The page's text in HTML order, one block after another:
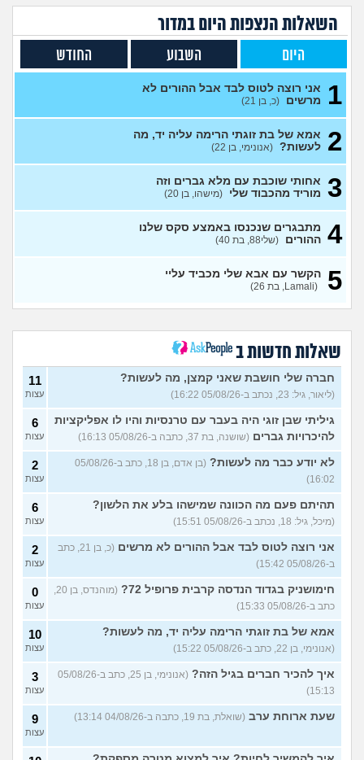
משמעות לחלומות?
(אב
עובד, בן 44)
כמות אורחים לחתונה
(אנונימי, בן 28)
האם גם אתם חוויתם התעללות
מההורים? (דיוויד, בן 22)
אני אבוד, מה אני צריך
לעשות? (addd, בן 21)
2
איפה אני? לא רואים אותי? 3
איך אני אמורה להתמודד עם
המצב?
(אנונימית, בת 21) עצות
אני רוצה לנתק איתו קשר ולא
נערה בת 18 שרוצה לצאת
ההורים
(אנונימי, בת 18)
סבתא אהובה, בודדה
ומשתוללת (רק נכד, בן 28)
4
האם אח שלי מקנא/שונא את
אשתי?
(אורי, בן 33)
8
עצות
הבת שלי מדוכדכת שאני ואביה
מבוגרים... איך מתמודדים? (.,
בת 45)
עצות
יש לי אפוטרופוס ואני לא מבין
למה
(זורו, בן 40)
5
עצות
לא יודע מה לעשות יותר עם
המשפחה שלי (יורם, בן 23) עצות
בן 10 לא רוצה שאנחנו ההורים
נהיה נוכחים במסיבת סיום של
הכיתה
(גורי, בן 42)
9
עצות
מה הסוד הזה שגורם לריח
הטוב להשאר בבגד לאורך זמן
???
(מתלמדת, בת 50)
7
עצות
איך לומר להורים שאני רוצה
להיות חילוני?
(אהרן, בן 17)
9
עצות
עוד שאלות חדשות במדור
השאלות הנצפות היוםבמדור
היום השבוע החודש
1
אני רוצה לטוס לבד אבל ההורים לא
מרשים (כ, בן 21)
2
אמא של בת זוגתי הרימה עליה יד, מה
לעשות? (אנונימי, בן 22)
3 אחותי שוכבת עם מלא גברים וזה
מוריד מהכבוד שלי (מישהו, בן 20)
4 מתבגרים שנכנסו באמצע סקס שלנו
ההורים (שלי88, בת 40)
5 הקשר עם אבא שלי מכביד עליי
(Lamali, בת 26)
שאלות חדשות ב
חברה שלי חושבת שאני קמצן, מה לעשות?
(ליאור, גיל: 23, נכתב ב-05/08/26 16:22)
11
עצות
גיליתי שבן זוגי היה בעבר עם טרנסיות והיו לו אפליקציות
להיכרויות גברים (שושנה, בת 37, כתבה ב-05/08/26 16:13)
6
עצות
לא יודע כבר מה לעשות?
(בן אדם, בן 18, כתב ב-05/08/26
16:02)
2
עצות
תהיתם פעם מה הכוונה שמישהו בלע את הלשון?
(מיכל, גיל: 18, נכתב ב-05/08/26 15:51)
6
עצות
אני רוצה לטוס לבד אבל ההורים לא מרשים
(כ, בן 21, כתב
ב-05/08/26 15:42)
2
עצות
חימושניק בגדוד הנדסה קרבית פרופיל 72?
(מוהנדס, בן 20,
כתב ב-05/08/26 15:33)
0
עצות
אמא של בת זוגתי הרימה עליה יד, מה לעשות?
(אנונימי, בן 22, כתב ב-05/08/26 15:22)
10
עצות
איך להכיר חברים בגיל הזה?
(אנונימי, בן 25, כתב ב-05/08/26
15:13)
3
עצות
שעת ארוחת ערב (שואלת, בת 19, כתבה ב-04/08/26 13:14) 9
עצות